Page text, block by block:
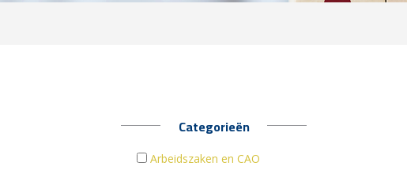
Categorieën
Arbeidszaken en CAO